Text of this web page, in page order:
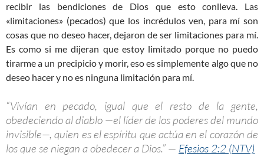
recibir las bendiciones de Dios que esto conlleva. Las
«limitaciones» (pecados) que los incrédulos ven, para mí son
cosas que no deseo hacer, dejaron de ser limitaciones para mí.
Es como si me dijeran que estoy limitado porque no puedo
tirarme a un precipicio y morir, eso es simplemente algo que no
deseo hacer y no es ninguna limitación para mí.
“Vivían en pecado, igual que el resto de la gente,
obedeciendo al diablo —el líder de los poderes del mundo
invisible—, quien es el espíritu que actúa en el corazón de
los que se niegan a obedecer a Dios.” — Efesios 2:2 (NTV)